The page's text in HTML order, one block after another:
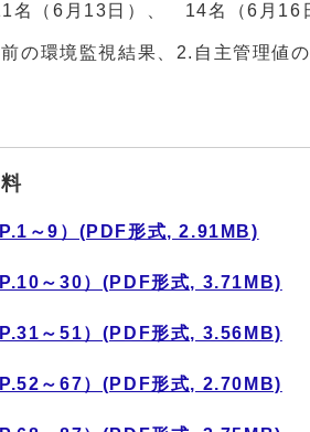
（6月13日）、 14名（6月16
の環境監視結果、2.自主管理値
～9）(PDF形式, 2.91MB)
～30）(PDF形式, 3.71MB)
～51）(PDF形式, 3.56MB)
～67）(PDF形式, 2.70MB)